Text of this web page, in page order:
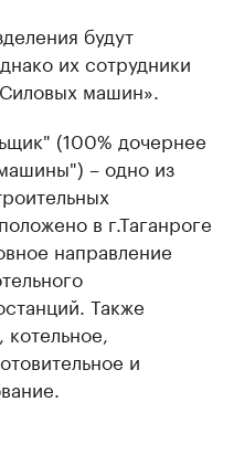
будут
их сотрудники
машин».
(100% дочернее
– одно из
в г.Таганроге
направление
Также
и